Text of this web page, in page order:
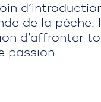
de la
d’affronter
passion.